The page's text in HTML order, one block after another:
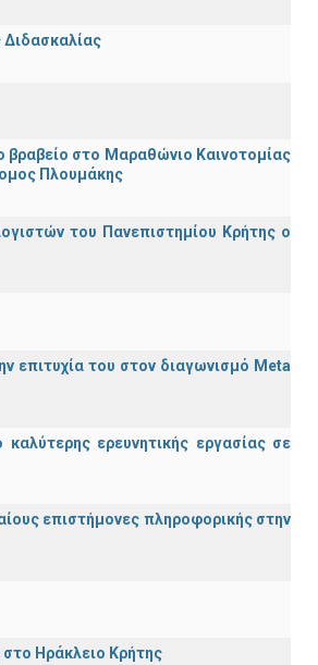
στο Μαραθώνιο Καινοτομίας
Πλουμάκης
του Πανεπιστημίου Κρήτης ο
επιτυχία του στον διαγωνισμό Meta
ερευνητικής εργασίας σε
επιστήμονες πληροφορικής στην
Ηράκλειο Κρήτης